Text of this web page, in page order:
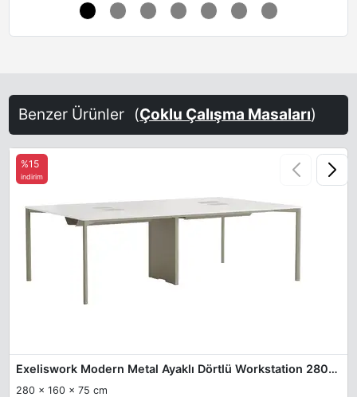
Terra Brown Sand-Yellow Steel Blue
Benzer Ürünler (Çoklu Çalışma Masaları)
Exeliswork Modern Metal Ayaklı Dörtlü Workstation 280cm
280 x 160 x 75 cm
%15
indirim